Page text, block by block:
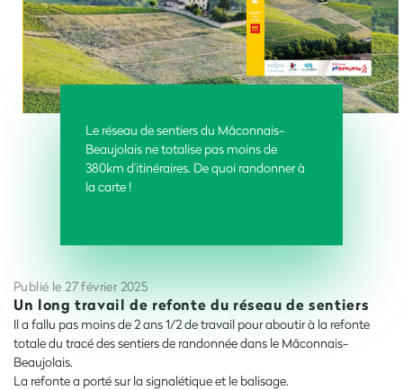
Le réseau de sentiers du Mâconnais-
Beaujolais ne totalise pas moins de
380km d’itinéraires. De quoi randonner à
la carte !
Publié le 27 février 2025
Un long travail de refonte du réseau de sentiers
Il a fallu pas moins de 2 ans 1/2 de travail pour aboutir à la refonte
totale du tracé des sentiers de randonnée dans le Mâconnais-
Beaujolais.
La refonte a porté sur la signalétique et le balisage.